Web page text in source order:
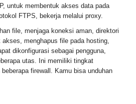
untuk membentuk akses data pada
FTPS, bekerja melalui proxy.
file, menjaga koneksi aman, direktori
menghapus file pada hosting,
dikonfigurasi sebagai pengguna,
utas. Ini memiliki tingkat
firewall. Kamu bisa unduhan